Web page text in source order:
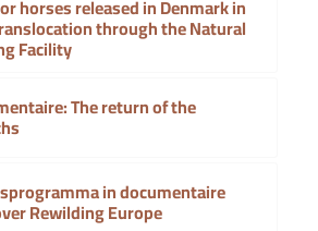
horses released in Denmark in
through the Natural
Facility
The return of the
in documentaire
Rewilding Europe